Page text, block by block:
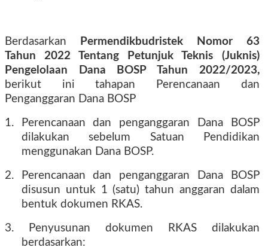
Berdasarkan
Permendikbudristek Nomor 63
Tahun 2022 Tentang Petunjuk Teknis (Juknis)
Pengelolaan Dana BOSP Tahun 2022/2023,
berikut ini tahapan Perencanaan dan
Penganggaran Dana BOSP
1. Perencanaan dan penganggaran Dana BOSP
dilakukan sebelum Satuan Pendidikan
menggunakan Dana BOSP.
2. Perencanaan dan penganggaran Dana BOSP
disusun untuk 1 (satu) tahun anggaran dalam
bentuk dokumen RKAS.
3. Penyusunan dokumen RKAS dilakukan
berdasarkan: